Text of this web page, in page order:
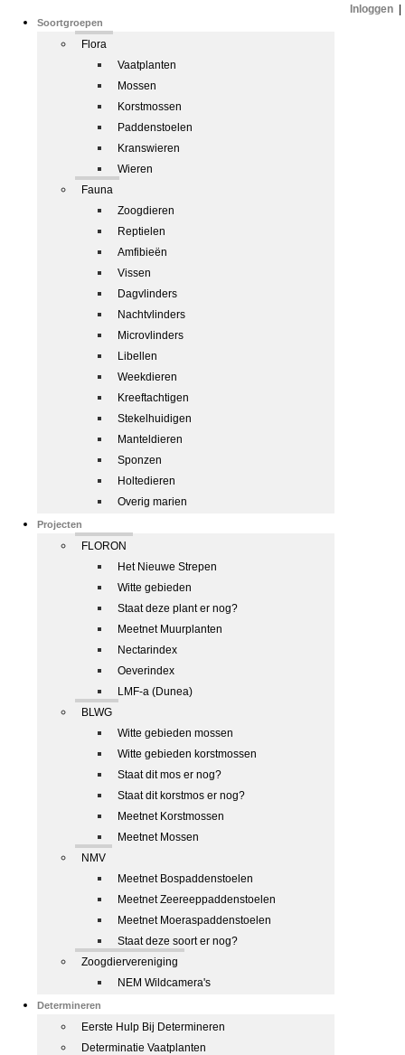
Soortgroepen
Flora
Vaatplanten
Mossen
Korstmossen
Paddenstoelen
Kranswieren
Wieren
Fauna
Zoogdieren
Reptielen
Amfibieën
Vissen
Dagvlinders
Nachtvlinders
Microvlinders
Libellen
Weekdieren
Kreeftachtigen
Stekelhuidigen
Manteldieren
Sponzen
Holtedieren
Overig marien
Projecten
FLORON
Het Nieuwe Strepen
Witte gebieden
Staat deze plant er nog?
Meetnet Muurplanten
Nectarindex
Oeverindex
LMF-a (Dunea)
BLWG
Witte gebieden mossen
Witte gebieden korstmossen
Staat dit mos er nog?
Staat dit korstmos er nog?
Meetnet Korstmossen
Meetnet Mossen
NMV
Meetnet Bospaddenstoelen
Meetnet Zeereeppaddenstoelen
Meetnet Moeraspaddenstoelen
Staat deze soort er nog?
Zoogdiervereniging
NEM Wildcamera's
Determineren
Eerste Hulp Bij Determineren
Determinatie Vaatplanten
Inloggen